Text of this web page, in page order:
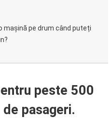
mașină pe drum când puteți
peste 500
pasageri.